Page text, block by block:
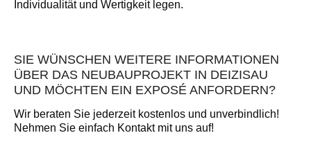
Individualität und Wertigkeit legen.
SIE WÜNSCHEN WEITERE INFORMATIONEN
ÜBER DAS NEUBAUPROJEKT IN DEIZISAU
UND MÖCHTEN EIN EXPOSÉ ANFORDERN?
Wir beraten Sie jederzeit kostenlos und unverbindlich!
Nehmen Sie einfach Kontakt mit uns auf!